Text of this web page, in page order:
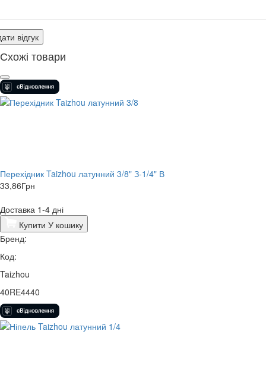
відгук
Схожі товари
Перехідник Taizhou латунний 3/8" З-1/4" В
33,86Грн
Доставка 1-4 дні
Купити У кошику
Бренд:
Код:
Taizhou
40RE4440